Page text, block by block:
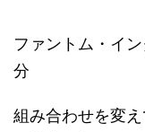
ファントム・イ
分
組み合わせを変